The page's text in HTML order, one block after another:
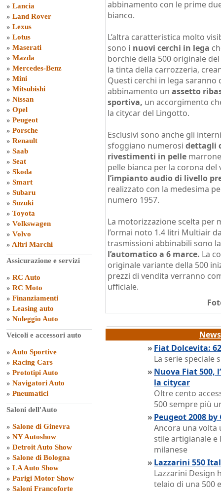
» Lancia
» Land Rover
» Lexus
» Lotus
» Maserati
» Mazda
» Mercedes-Benz
» Mini
» Mitsubishi
» Nissan
» Opel
» Peugeot
» Porsche
» Renault
» Saab
» Seat
» Skoda
» Smart
» Subaru
» Suzuki
» Toyota
» Volkswagen
» Volvo
» Altri Marchi
Assicurazione e servizi
» RC Auto
» RC Moto
» Finanziamenti
» Leasing auto
» Noleggio Auto
Veicoli e accessori auto
» Auto Sportive
» Racing Cars
» Prototipi Auto
» Navigatori Auto
» Pneumatici
Saloni dell'Auto
» Salone di Ginevra
» NY Autoshow
» Detroit Auto Show
» Salone di Bologna
» LA Auto Show
» Parigi Motor Show
» Saloni Francoforte
abbinamento con le prime
bianco.
L’altra caratteristica molto
sono i nuovi cerchi in lega
borchie della 500 originale
la tinta della carrozzeria,
Questi cerchi in lega saranno
abbinamento un assetto
sportiva, un accorgimento
la citycar del Lingotto.
Esclusivi sono anche gli
sfoggiano numerosi dettagli
rivestimenti in pelle
pelle bianca per la corona
l’impianto audio di livello
realizzato con la medesima
numero 1957.
La motorizzazione scelta per
l’ormai noto 1.4 litri Multiair
trasmissioni abbinabili sono
l’automatico a 6 marce. La
originale variante della 500
prezzi di vendita verranno
ufficiale.
» Fiat Dolcevita:
La serie speciale
» Nuova Fiat 500,
la citycar
Oltre cento
500 sempre più
» Peugeot 2008
Ancora una volta
stile artigianale e
milanese
» Lazzarini 550
Lazzarini Design
telaio di una 500